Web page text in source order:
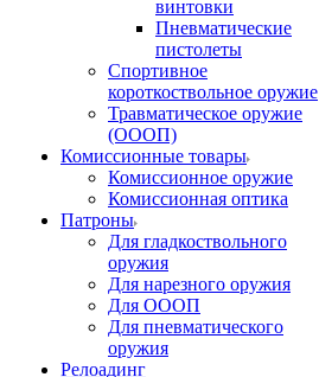
винтовки
Пневматические
пистолеты
Спортивное
короткоствольное оружие
Травматическое оружие
(ОООП)
Комиссионные товары
Комиссионное оружие
Комиссионная оптика
Патроны
Для гладкоствольного
оружия
Для нарезного оружия
Для ОООП
Для пневматического
оружия
Релоадинг